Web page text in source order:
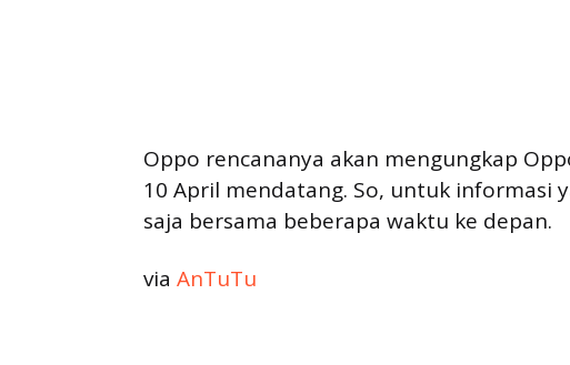
Oppo rencananya akan mengungkap
10 April mendatang. So, untuk informasi
saja bersama beberapa waktu ke depan.
via AnTuTu